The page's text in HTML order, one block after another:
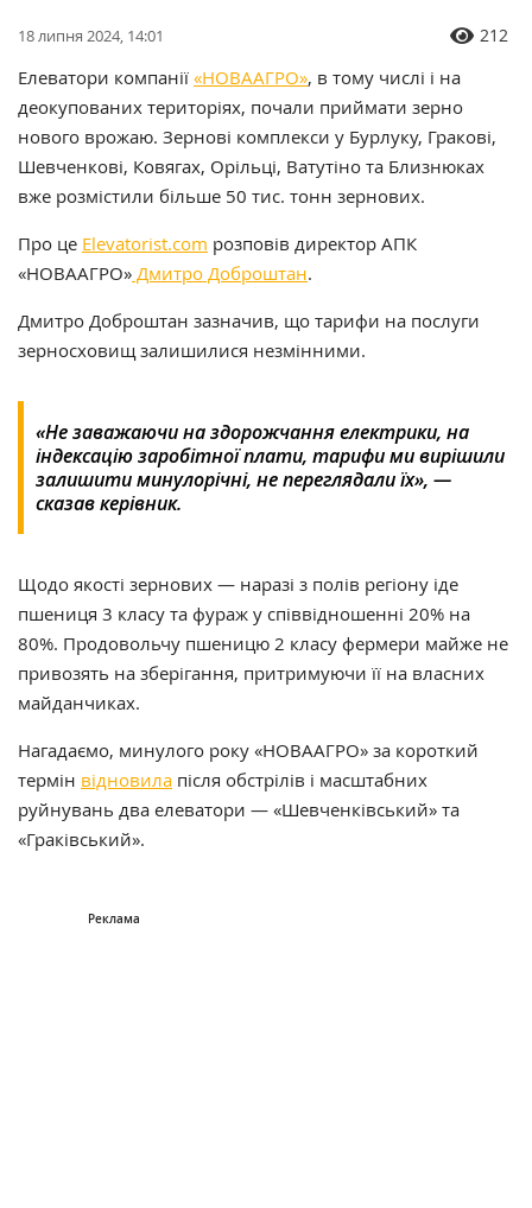
18 липня 2024, 14:01 212
Елеватори компанії «НОВААГРО», в тому числі і на
деокупованих територіях, почали приймати зерно
нового врожаю. Зернові комплекси у Бурлуку, Гракові,
Шевченкові, Ковягах, Орільці, Ватутіно та Близнюках
вже розмістили більше 50 тис. тонн зернових.
Про це Elevatorist.com розповів директор АПК
«НОВААГРО» Дмитро Доброштан.
Дмитро Доброштан зазначив, що тарифи на послуги
зерносховищ залишилися незмінними.
«Не заважаючи на здорожчання електрики, на
індексацію заробітної плати, тарифи ми вирішили
залишити минулорічні, не переглядали їх», —
сказав керівник.
Щодо якості зернових — наразі з полів регіону іде
пшениця 3 класу та фураж у співвідношенні 20% на
80%. Продовольчу пшеницю 2 класу фермери майже не
привозять на зберігання, притримуючи її на власних
майданчиках.
Нагадаємо, минулого року «НОВААГРО» за короткий
термін відновила після обстрілів і масштабних
руйнувань два елеватори — «Шевченківський» та
«Граківський».